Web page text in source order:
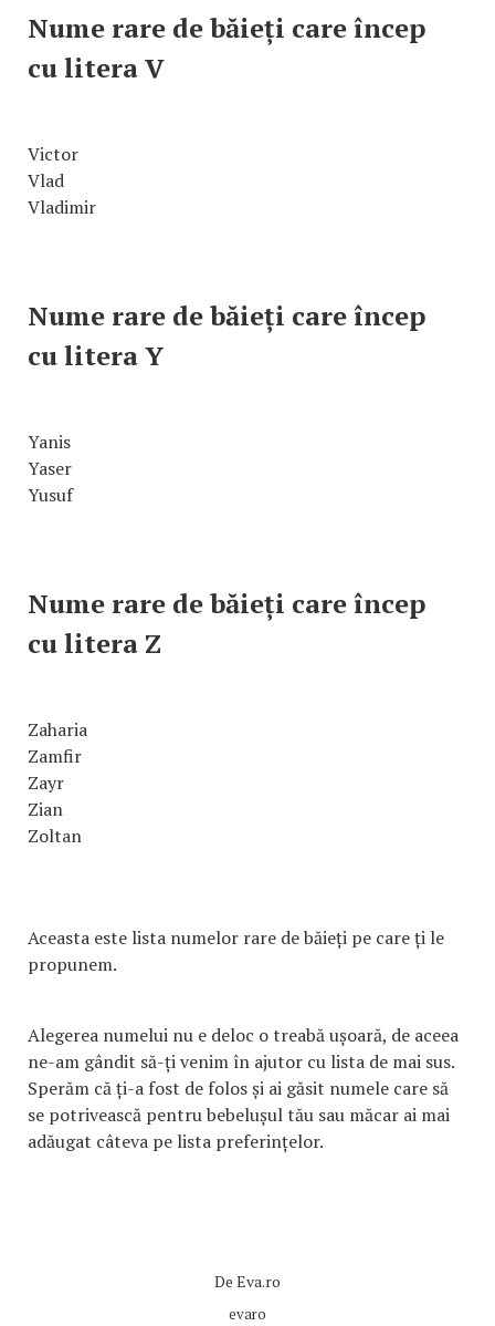
Nume rare de băieți care încep
cu litera V
Victor
Vlad
Vladimir
Nume rare de băieți care încep
cu litera Y
Yanis
Yaser
Yusuf
Nume rare de băieți care încep
cu litera Z
Zaharia
Zamfir
Zayr
Zian
Zoltan
Aceasta este lista numelor rare de băieți pe care ți le
propunem.
Alegerea numelui nu e deloc o treabă ușoară, de aceea
ne-am gândit să-ți venim în ajutor cu lista de mai sus.
Sperăm că ți-a fost de folos și ai găsit numele care să
se potrivească pentru bebelușul tău sau măcar ai mai
adăugat câteva pe lista preferințelor.
De Eva.ro
evaro